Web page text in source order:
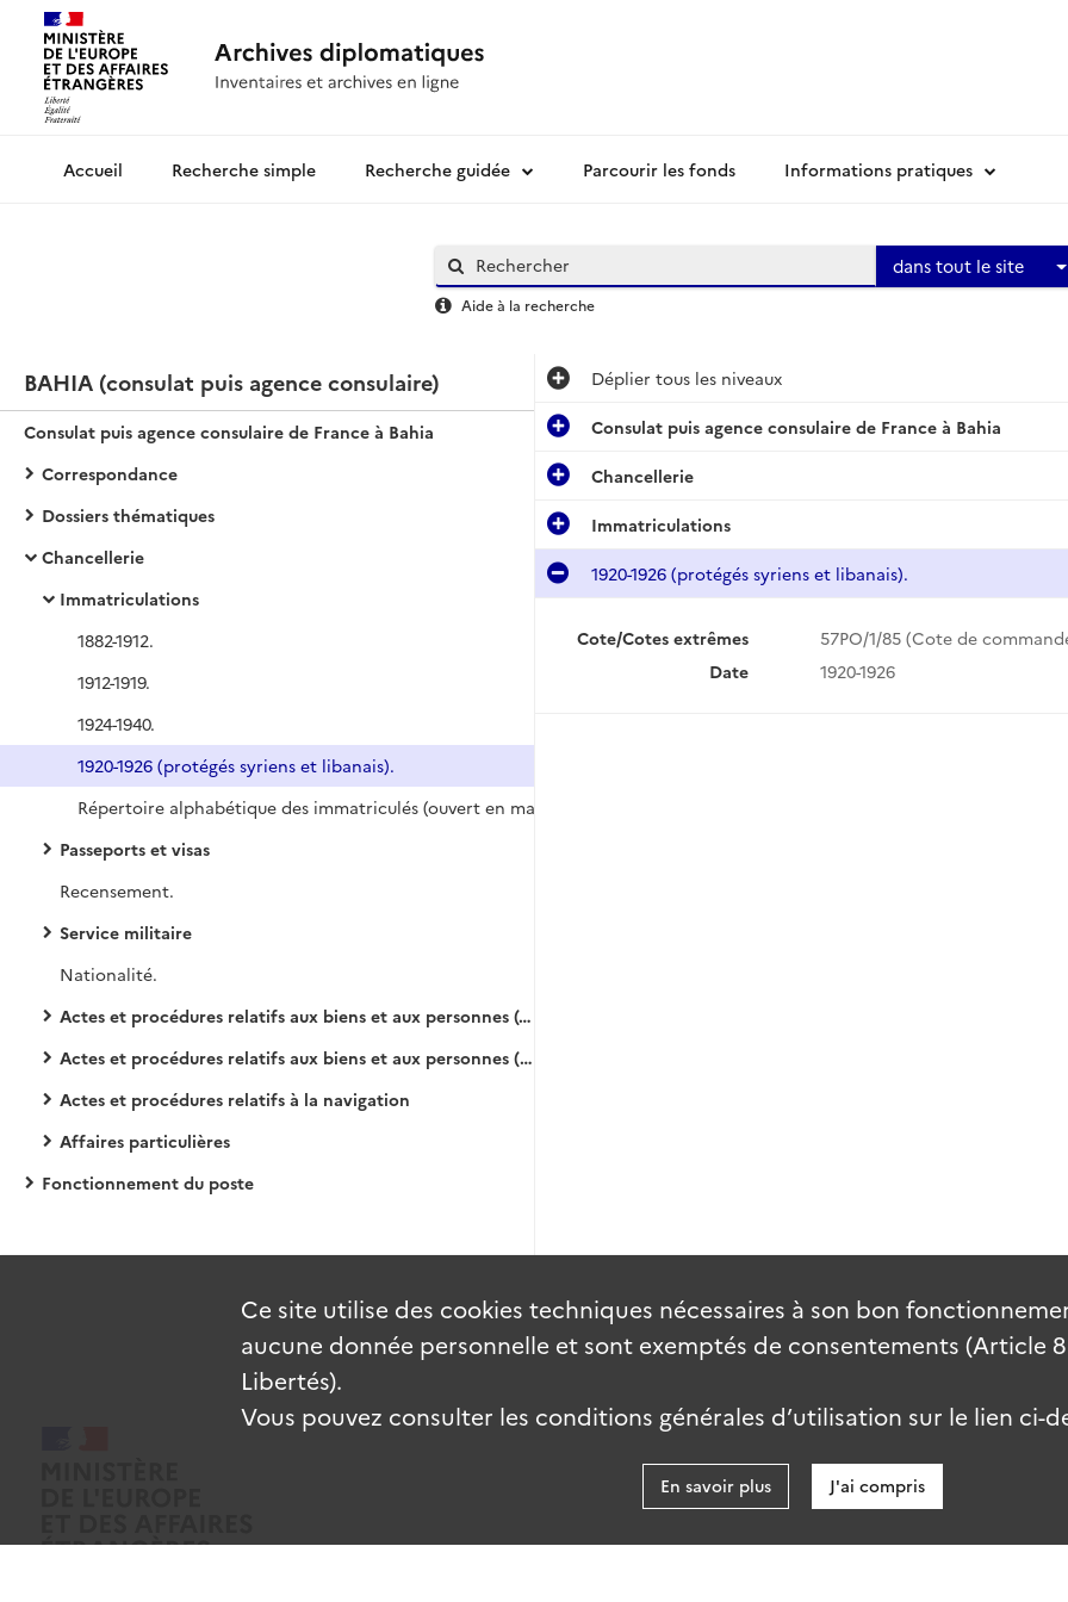
Archives diplomatiquesRecherche simple Recherche guidée Parcourir les fonds Informations pratiques
dans tout le site
Aide à la recherche
BAHIA (consulat puis agence consulaire)
Consulat puis agence consulaire de France à Bahia
Correspondance
Dossiers thématiques
Chancellerie
Immatriculations
1882-1912.
1912-1919.
1924-1940.
1920-1926 (protégés syriens et libanais).
Passeports et visas
Recensement.
Service militaire
Nationalité.
Actes et procédures relatifs aux biens et aux personnes (dossiers)
Actes et procédures relatifs aux biens et aux personnes (registres)
Actes et procédures relatifs à la navigation
Affaires particulières
Fonctionnement du poste
Déplier tous les niveaux
Consulat puis agence consulaire de France à Bahia
Chancellerie
Immatriculations
1920-1926 (protégés syriens et libanais).
Cote/Cotes extrêmes
57PO/1/85 (Cote de
Date
1920-1926
Ce site utilise des cookies techniques nécessaires à son bon
aucune donnée personnelle et sont exemptés de consentements (Article
Libertés).
Vous pouvez consulter les conditions générales d’utilisation sur le lien ci-
En savoir plus J'ai compris